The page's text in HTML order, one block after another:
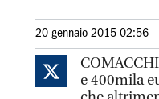
20 gennaio 2015 02:56
e 400mila